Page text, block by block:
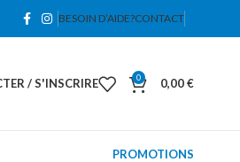
BESOIN D’AIDE?CONTACT
/ S'INSCRIRE 0 0,00€
PROMOTIONS